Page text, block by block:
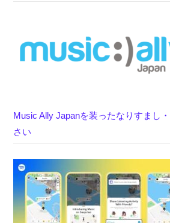
Music Ally Japanを装ったなりすまし
さい